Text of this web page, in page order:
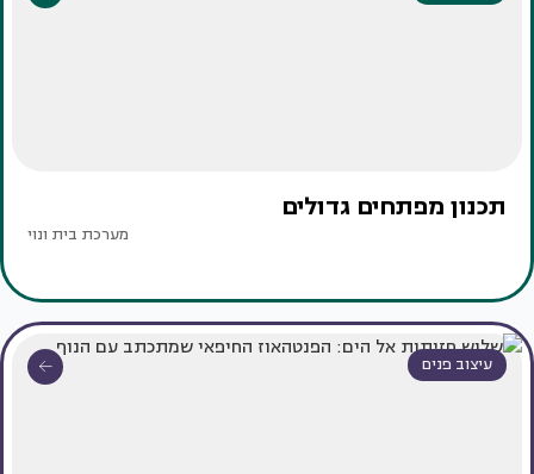
תכנון מפתחים גדולים
מערכת בית ונוי
עיצוב פנים